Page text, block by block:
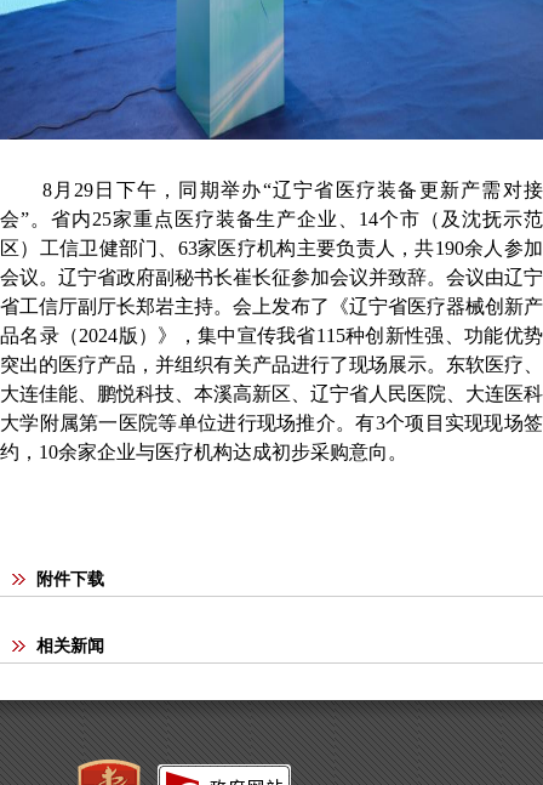
8月29日下午，同期举办“辽宁省医疗装备更新产需对接
会”。省内25家重点医疗装备生产企业、14个市（及沈抚示范
区）工信卫健部门、63家医疗机构主要负责人，共190余人参加
会议。辽宁省政府副秘书长崔长征参加会议并致辞。会议由辽宁
省工信厅副厅长郑岩主持。会上发布了《辽宁省医疗器械创新产
品名录（2024版）》，集中宣传我省115种创新性强、功能优势
突出的医疗产品，并组织有关产品进行了现场展示。东软医疗、
大连佳能、鹏悦科技、本溪高新区、辽宁省人民医院、大连医科
大学附属第一医院等单位进行现场推介。有3个项目实现现场签
约，10余家企业与医疗机构达成初步采购意向。
附件下载
相关新闻